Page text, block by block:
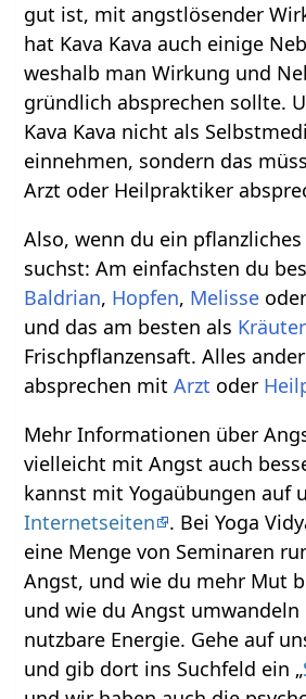
gut ist, mit angstlösender
hat Kava Kava auch einige
weshalb man Wirkung und
gründlich absprechen sollte.
Kava Kava nicht als
einnehmen, sondern das
Arzt oder Heilpraktiker
Also, wenn du ein
suchst: Am einfachsten du
Baldrian, Hopfen, Melisse oder
und das am besten als
Frischpflanzensaft. Alles
absprechen mitArzt oder
Mehr Informationen über
vielleicht mit Angst auch
kannst mit Yogaübungen auf
Internetseiten
. Bei Yoga
eine Menge von Seminaren
Angst, und wie du mehr Mut
und wie du Angst
nutzbare Energie. Gehe auf
und gib dort ins Suchfeld ein „